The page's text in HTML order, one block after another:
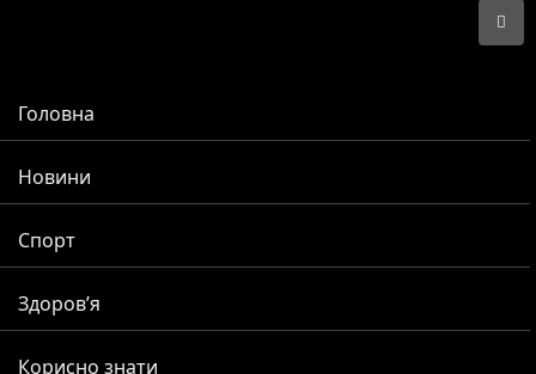
Головна
Новини
Спорт
Здоров’я
Корисно знати